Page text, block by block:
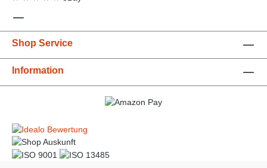
Shop Service
Information